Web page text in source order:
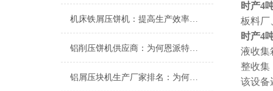
机床铁屑压饼机：提高生产效率与环境保护
铝削压饼机供应商：为何恩派特是您金属回收优化的选择？
铝屑压块机生产厂家排名：为何恩派特成为行业的“优选品牌”？
时产4
板料厂
时产4
液收集
整收集
该设备